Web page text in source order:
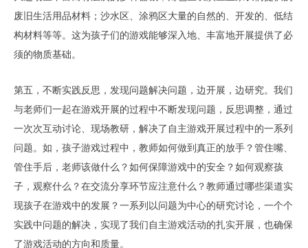
废旧生活用品材料；沙水区、涂鸦区大量的自然的、开发的、低结
构材料等等。这为孩子们的游戏能够深入地、丰富地开展提供了必
须的物质基础。
第五，不断实践反思，发现问题解决问题，边开展，边研究。我们
与老师们一起在游戏开展的过程中不断发现问题，反思调整，通过
一次次互动讨论、现场教研，解决了自主游戏开展过程中的一系列
问题。如，孩子游戏过程中，教师如何做到真正的放手？管住嘴、
管住手后，老师该做什么？如何保障游戏中的安全？如何观察孩
子，观察什么？在交流分享环节应注意什么？教师通过哪些渠道实
现孩子在游戏中的发展？一系列以问题为中心的研究讨论，一个个
实践中问题的解决，实现了我们自主游戏活动的扎实开展，也确保
了游戏活动的方向和质量。